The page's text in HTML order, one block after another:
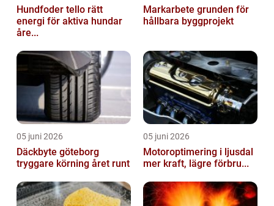
Hundfoder tello rätt
energi för aktiva hundar
åre...
Markarbete grunden för
hållbara byggprojekt
05 juni 2026
Däckbyte göteborg
tryggare körning året runt
05 juni 2026
Motoroptimering i ljusdal
mer kraft, lägre förbru...